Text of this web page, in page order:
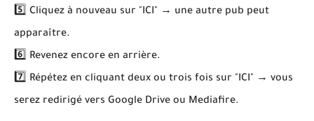
5️⃣ Cliquez à nouveau sur "ICI" → une autre pub peut
apparaître.
6️⃣ Revenez encore en arrière.
7️⃣ Répétez en cliquant deux ou trois fois sur "ICI" → vous
serez redirigé vers Google Drive ou Mediafire.